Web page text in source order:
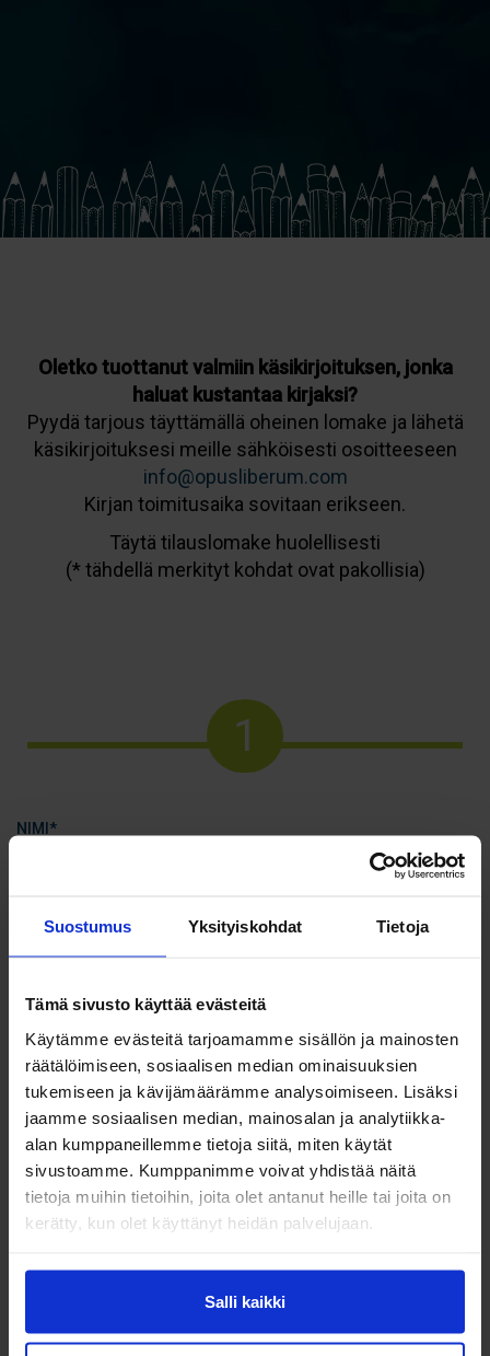
Suostumus Yksityiskohdat Tietoja
Tämä sivusto käyttää evästeitä
Käytämme evästeitä tarjoamamme sisällön ja mainosten
räätälöimiseen, sosiaalisen median ominaisuuksien
tukemiseen ja kävijämäärämme analysoimiseen. Lisäksi
jaamme sosiaalisen median, mainosalan ja analytiikka-
alan kumppaneillemme tietoja siitä, miten käytät
sivustoamme. Kumppanimme voivat yhdistää näitä
tietoja muihin tietoihin, joita olet antanut heille tai joita on
kerätty, kun olet käyttänyt heidän palvelujaan.
Salli kaikki
Oletko tuottanut valmiin käsikirjoituksen, jonka
haluat kustantaa kirjaksi?
Pyydä tarjous täyttämällä oheinen lomake ja lähetä
käsikirjoituksesi meille sähköisesti osoitteeseen
info@opusliberum.com
Kirjan toimitusaika sovitaan erikseen.
Täytä tilauslomake huolellisesti
(* tähdellä merkityt kohdat ovat pakollisia)
1
NIMI*
SÄHKÖPOSTI*
PUHELIN
YRITYS
OSOITE